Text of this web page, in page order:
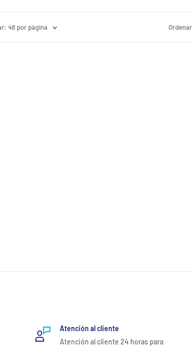
48 por página
Atención al cliente
Atención al cliente 24 horas para